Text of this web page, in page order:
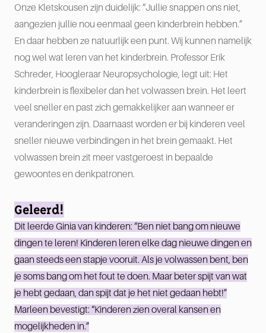
Onze Kletskousen zijn duidelijk: “Jullie snappen ons niet,
aangezien jullie nou eenmaal geen kinderbrein hebben.”
En daar hebben ze natuurlijk een punt. Wij kunnen namelijk
nog wel wat leren van het kinderbrein. Professor Erik
Schreder, Hoogleraar Neuropsychologie, legt uit: Het
kinderbrein is flexibeler dan het volwassen brein. Het leert
veel sneller en past zich gemakkelijker aan wanneer er
veranderingen zijn. Daarnaast worden er bij kinderen veel
sneller nieuwe verbindingen in het brein gemaakt. Het
volwassen brein zit meer vastgeroest in bepaalde
gewoontes en denkpatronen.
Geleerd!
Dit leerde Ginia van kinderen: “Ben niet bang om nieuwe
dingen te leren! Kinderen leren elke dag nieuwe dingen en
gaan steeds een stapje vooruit. Als je volwassen bent, ben
je soms bang om het fout te doen. Maar beter spijt van wat
je hebt gedaan, dan spijt dat je het niet gedaan hebt!”
Marleen bevestigt: “Kinderen zien overal kansen en
mogelijkheden in.”